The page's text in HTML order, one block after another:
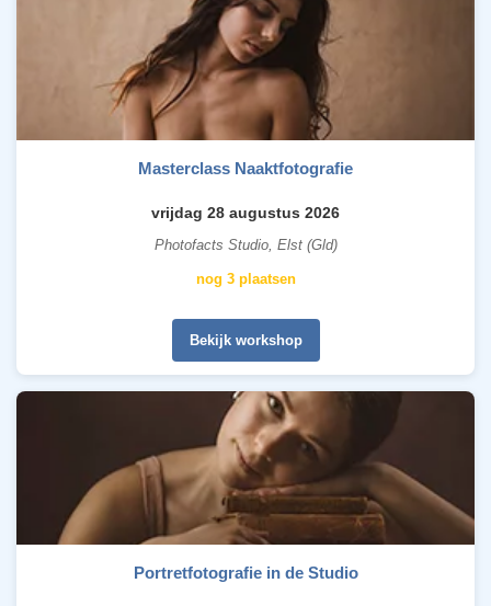
Masterclass Naaktfotografie
vrijdag 28 augustus 2026
Photofacts Studio, Elst (Gld)
nog 3 plaatsen
Bekijk workshop
Portretfotografie in de Studio